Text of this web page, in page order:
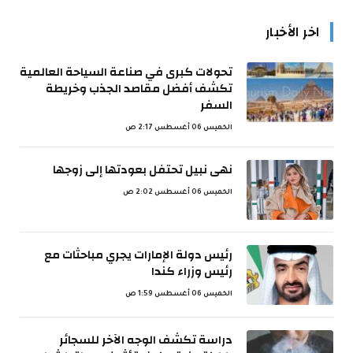
اخر الأخبار
تحولات كبرى في صناعة السياحة العالمية
تكشف أفضل مقاصد الجذب وخريطة
السفر
الخميس 06 أغسطس 2:17 ص
نهى نبيل تحتفل بعودتها إلى زوجها
الخميس 06 أغسطس 2:02 ص
رئيس دولة الإمارات يجري مباحثات مع
رئيس وزراء كندا
الخميس 06 أغسطس 1:59 ص
دراسة تكشف الوجه الآخر للسجائر